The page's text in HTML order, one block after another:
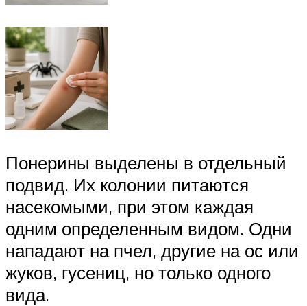
Понерины выделены в отдельный
подвид. Их колонии питаются
насекомыми, при этом каждая
одним определенным видом. Одни
нападают на пчел, другие на ос или
жуков, гусениц, но только одного
вида.